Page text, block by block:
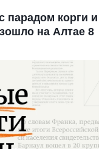
корги и
на Алтае 8